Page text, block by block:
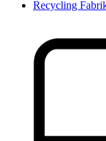
Recycling